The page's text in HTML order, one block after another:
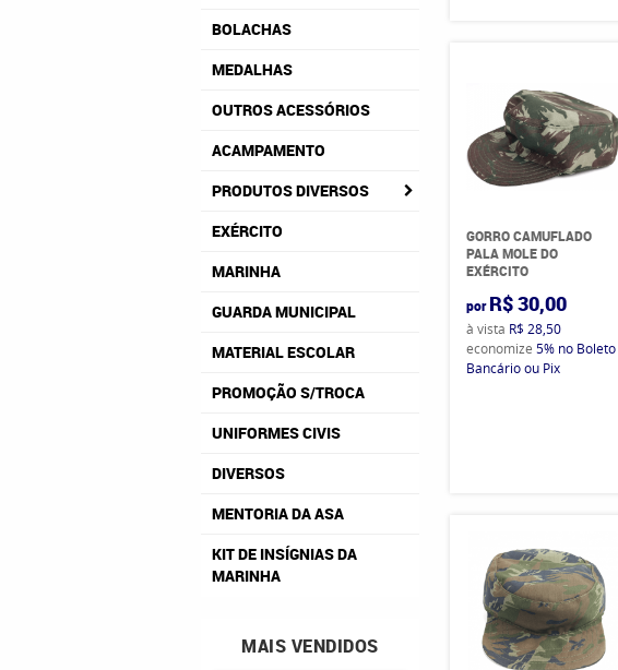
BOLACHAS
MEDALHAS
OUTROS ACESSÓRIOS
ACAMPAMENTO
PRODUTOS DIVERSOS
EXÉRCITO
MARINHA
GUARDA MUNICIPAL
MATERIAL ESCOLAR
PROMOÇÃO S/TROCA
UNIFORMES CIVIS
DIVERSOS
MENTORIA DA ASA
KIT DE INSÍGNIAS DA
MARINHA
MAIS VENDIDOS
GORRO CAMUFLADO
PALA MOLE DO
EXÉRCITO
por R$ 30,00
à vista R$ 28,50
economize 5% no Boleto
Bancário ou Pix